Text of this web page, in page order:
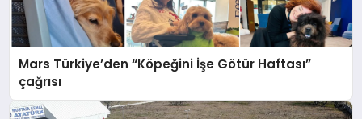
Mars Türkiye’den “Köpeğini İşe Götür Haftası”
çağrısı